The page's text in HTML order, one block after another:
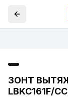
ЗОНТ
LBKC161F/